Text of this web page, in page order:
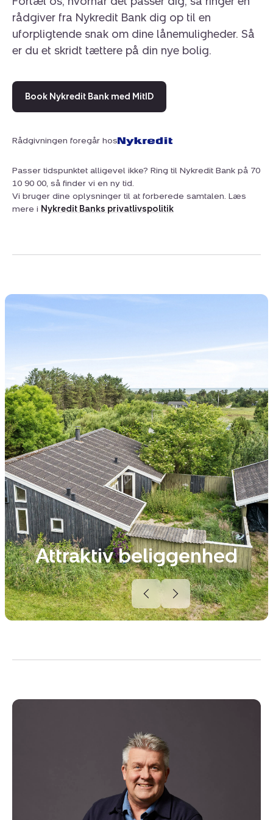
rådgiver fra Nykredit Bank dig op til en
uforpligtende snak om dine lånemuligheder. Så
er du et skridt tættere på din nye bolig.
Book Nykredit Bank med MitID
Rådgivningen foregår hos
Passer tidspunktet alligevel ikke? Ring til Nykredit Bank på 70
10 90 00, så finder vi en ny tid.
Vi bruger dine oplysninger til at forberede samtalen. Læs
mere i Nykredit Banks privatlivspolitik
Attraktiv beliggenhed